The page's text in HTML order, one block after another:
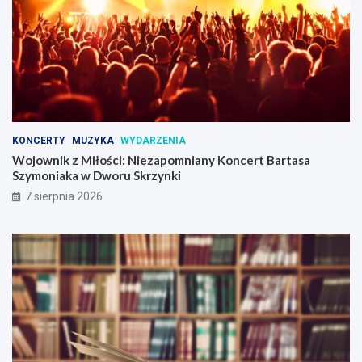
a
n
i
u
!
n
c
e
r
t
B
a
r
t
a
s
a
S
m
o
n
i
a
k
a
w
KONCERTY MUZYKA WYDARZENIA
Wojownik z Miłości: Niezapomniany Koncert Bartasa
Szymoniaka w Dworu Skrzynki
7 sierpnia 2026